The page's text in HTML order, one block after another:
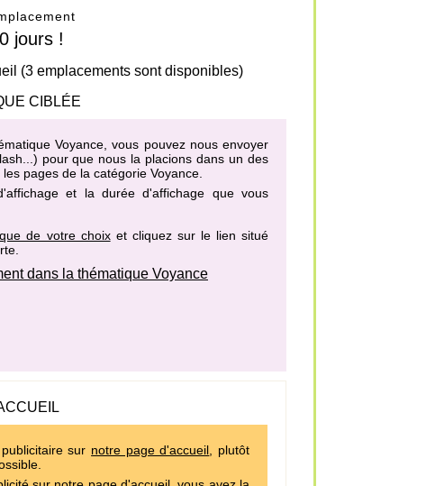
jours !
(3 emplacements sont disponibles)
CIBLÉE
Voyance, vous pouvez nous envoyer
pour que nous la placions dans un des
pages de la catégorie Voyance
et la durée d'affichage que vous
de votre choixet cliquez sur le lien situé
dans la thématique Voyance
sur notre page d'accueil , plutôt